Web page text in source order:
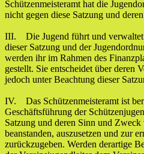
Schützenmeisteramt hat die
nicht gegen diese Satzung und
III. Die Jugend führt und verwaltet
dieser Satzung und der
werden ihr im Rahmen des
gestellt. Sie entscheidet über deren
jedoch unter Beachtung dieser
IV. Das Schützenmeisteramt ist
Geschäftsführung der
Satzung und deren Sinn und Zweck
beanstanden, auszusetzen und zur
zurückzugeben. Werden derartige